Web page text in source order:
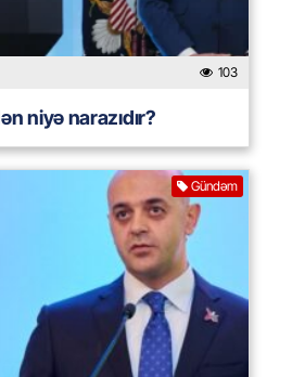
103
niyə narazıdır?
Gündəm